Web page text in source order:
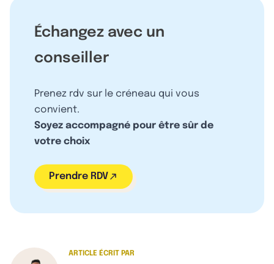
Échangez avec un
conseiller
Prenez rdv sur le créneau qui vous
convient.
Soyez accompagné pour être sûr de
votre choix
Prendre RDV
ARTICLE ÉCRIT PAR